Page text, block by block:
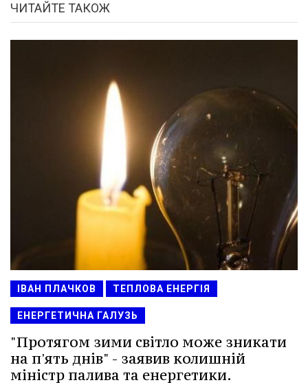
ЧИТАЙТЕ ТАКОЖ
ІВАН ПЛАЧКОВ ТЕПЛОВА ЕНЕРГІЯ
ЕНЕРГЕТИЧНА ГАЛУЗЬ
"Протягом зими світло може зникати
на п'ять днів" - заявив колишній
міністр палива та енергетики.